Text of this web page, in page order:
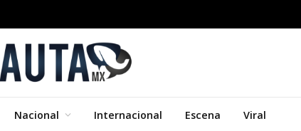
Nacional Internacional Escena Viral